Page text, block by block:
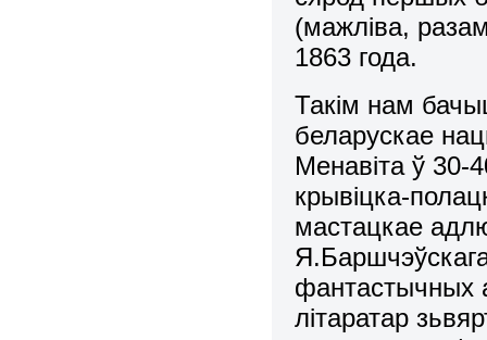
(мажліва,
1863 года.
Такім нам
беларускае
Менавіта ў 30-
крывіцка-
мастацкае
фантастычных
літаратар